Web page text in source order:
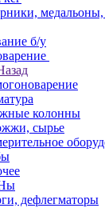
медальоны,
б/у
колонны
сырье
дефлегматоры